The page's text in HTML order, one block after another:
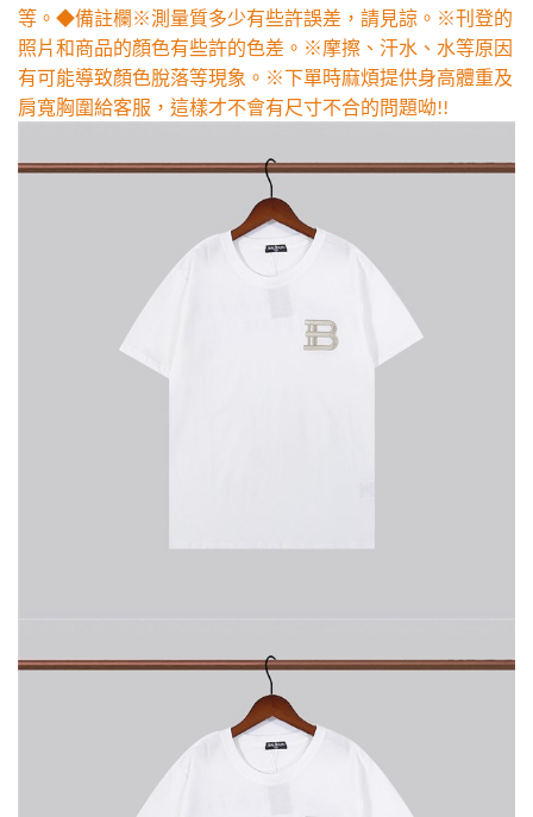
等。◆備註欄※測量質多少有些許誤差，請見諒。※刊登的
照片和商品的顏色有些許的色差。※摩擦、汗水、水等原因
有可能導致顏色脫落等現象。※下單時麻煩提供身高體重及
肩寬胸圍給客服，這樣才不會有尺寸不合的問題呦!!